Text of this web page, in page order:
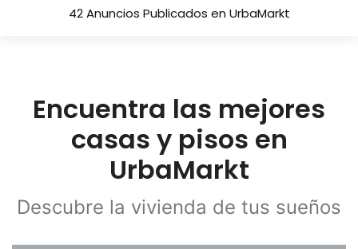
42 Anuncios Publicados en UrbaMarkt
Encuentra las mejores
casas y pisos en
UrbaMarkt
Descubre la vivienda de tus sueños